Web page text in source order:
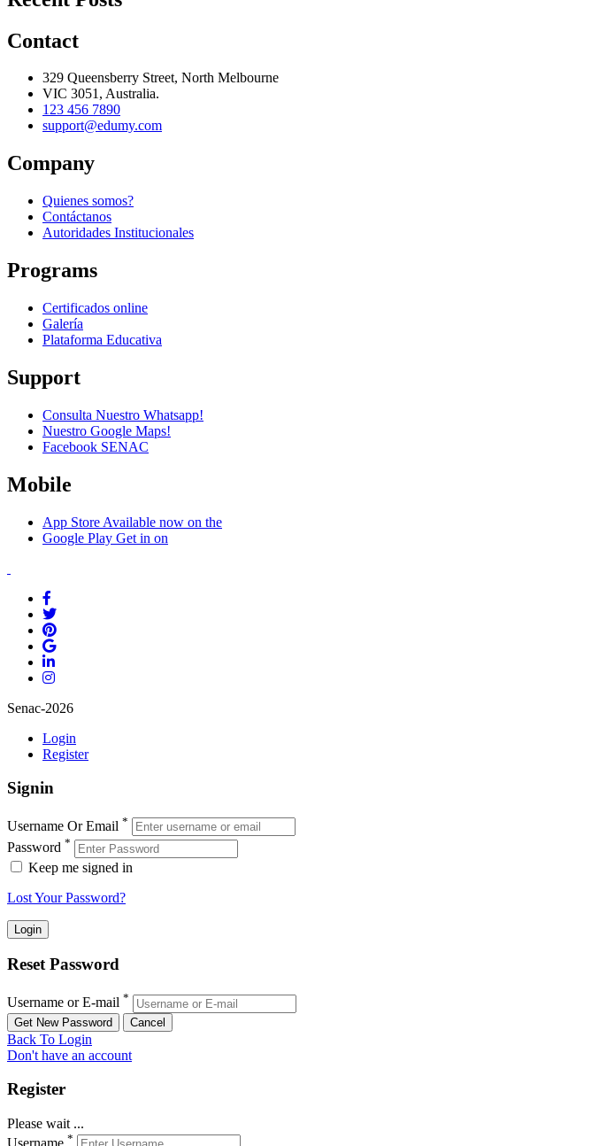
Contact
329 Queensberry Street, North Melbourne
VIC 3051, Australia.
123 456 7890
support@edumy.com
Company
Quienes somos?
Contáctanos
Autoridades Institucionales
Programs
Certificados online
Galería
Plataforma Educativa
Support
Consulta Nuestro Whatsapp!
Nuestro Google Maps!
Facebook SENAC
Mobile
App Store Available now on the
Google Play Get in on
Senac-2026
Login
Register
Signin
Username Or Email *
Password *
Keep me signed in
Lost Your Password?
Reset Password
Username or E-mail *
Back To Login
Don't have an account
Register
Please wait ...
*